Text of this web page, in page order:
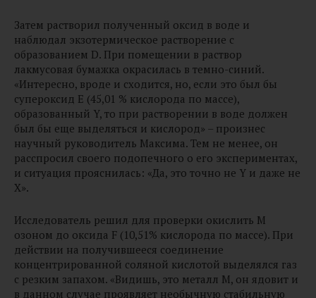
Затем растворил полученный оксид в воде и
наблюдал экзотермическое растворение с
образованием D. При помещении в раствор
лакмусовая бумажка окрасилась в темно-синий.
«Интересно, вроде и сходится, но, если это был бы
супероксид E (45,01 % кислорода по массе),
образованный Y, то при растворении в воде должен
был бы еще выделяться и кислород» – произнес
научный руководитель Максима. Тем не менее, он
расспросил своего подопечного о его экспериментах,
и ситуация прояснилась: «Да, это точно не Y и даже не
X».
Исследователь решил для проверки окислить M
озоном до оксида F (10,51% кислорода по массе). При
действии на получившееся соединение
концентрированной соляной кислотой выделялся газ
с резким запахом. «Видишь, это металл M, он ядовит и
в данном случае проявляет необычную стабильную